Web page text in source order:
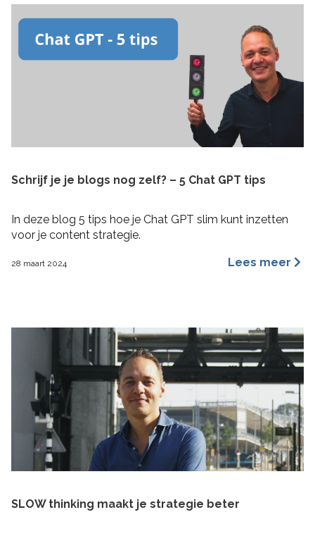
Schrijf je je blogs nog zelf? – 5 Chat GPT tips
In deze blog 5 tips hoe je Chat GPT slim kunt inzetten
voor je content strategie.
28 maart 2024 Lees meer
SLOW thinking maakt je strategie beter